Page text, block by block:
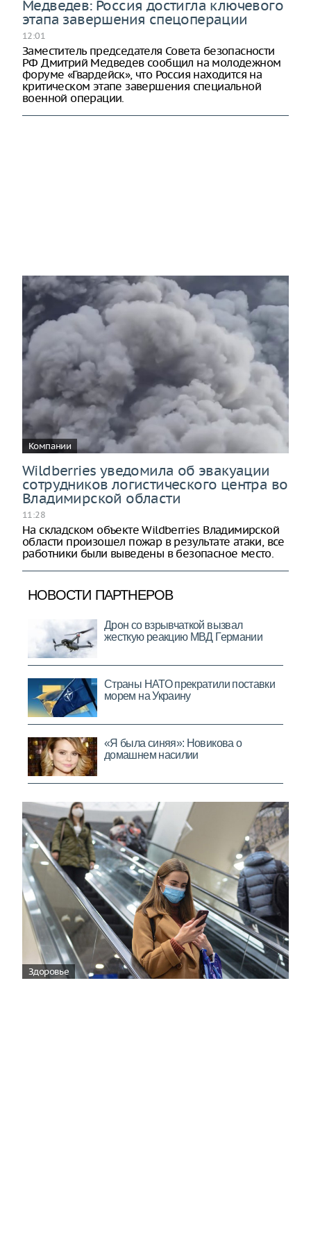
Медведев: Россия достигла ключевого
этапа завершения спецоперации
12:01
Заместитель председателя Совета безопасности
РФ Дмитрий Медведев сообщил на молодежном
форуме «Гвардейск», что Россия находится на
критическом этапе завершения специальной
военной операции.
Компании
Wildberries уведомила об эвакуации
сотрудников логистического центра во
Владимирской области
11:28
На складском объекте Wildberries Владимирской
области произошел пожар в результате атаки, все
работники были выведены в безопасное место.
Здоровье